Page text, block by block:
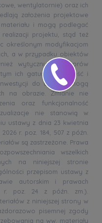
wentylatornie) oraz ich
założenia projektowe
i mogą podlegać
projektu, stąd też
określonym modyfikacjom
a w przypadku obiektów
wytycznych gestorów
ich gatunek, wielkość i
do użytku) mogą
na obrazie. Zmianie nie
oraz funkcjonalność
nie stanowią w
ustawy z dnia 23 kwietnia
r. poz. 184, 507 z późn.
są zastrzeżone. Prawa
wszelkich
na niniejszej stronie
przepisom ustawy z
autorskim i prawach
r. poz. 24 z późn. zm.).
z niniejszej strony w
pisemnej zgody
na ww. materiały